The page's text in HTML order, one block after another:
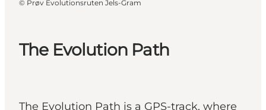
The Evolution Path
The Evolution Path is a GPS-track, where
© Prøv Evolutionsruten Jels-Gram